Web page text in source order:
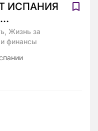
ИСПАНИЯ
и
|
Жизнь за
финансы